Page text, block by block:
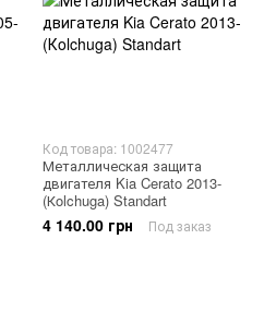
Код товара: 1002477
Металлическая защита
двигателя Kia Cerato 2013-
(Кolchuga) Standart
4 140.00 грн Под заказ